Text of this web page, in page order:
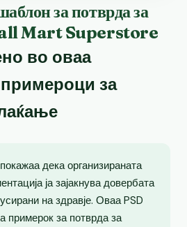
за потврда за
Mart Superstore
во оваа
примероци за
дека организираната
ја зајакнува довербата
на здравје. Оваа PSD
примерок за потврда за